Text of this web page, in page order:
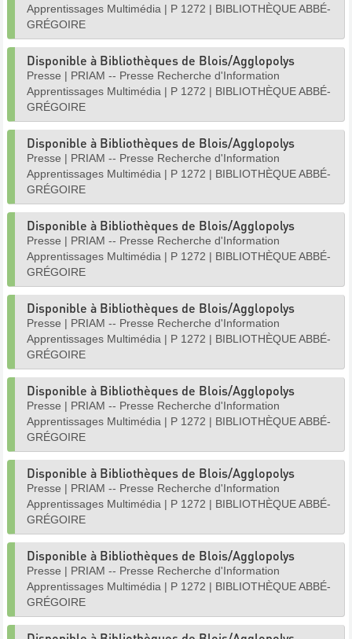
Apprentissages Multimédia | P 1272 | BIBLIOTHÈQUE ABBÉ-
GRÉGOIRE
Disponible à Bibliothèques de Blois/Agglopolys
Presse | PRIAM -- Presse Recherche d'Information
Apprentissages Multimédia | P 1272 | BIBLIOTHÈQUE ABBÉ-
GRÉGOIRE
Disponible à Bibliothèques de Blois/Agglopolys
Presse | PRIAM -- Presse Recherche d'Information
Apprentissages Multimédia | P 1272 | BIBLIOTHÈQUE ABBÉ-
GRÉGOIRE
Disponible à Bibliothèques de Blois/Agglopolys
Presse | PRIAM -- Presse Recherche d'Information
Apprentissages Multimédia | P 1272 | BIBLIOTHÈQUE ABBÉ-
GRÉGOIRE
Disponible à Bibliothèques de Blois/Agglopolys
Presse | PRIAM -- Presse Recherche d'Information
Apprentissages Multimédia | P 1272 | BIBLIOTHÈQUE ABBÉ-
GRÉGOIRE
Disponible à Bibliothèques de Blois/Agglopolys
Presse | PRIAM -- Presse Recherche d'Information
Apprentissages Multimédia | P 1272 | BIBLIOTHÈQUE ABBÉ-
GRÉGOIRE
Disponible à Bibliothèques de Blois/Agglopolys
Presse | PRIAM -- Presse Recherche d'Information
Apprentissages Multimédia | P 1272 | BIBLIOTHÈQUE ABBÉ-
GRÉGOIRE
Disponible à Bibliothèques de Blois/Agglopolys
Presse | PRIAM -- Presse Recherche d'Information
Apprentissages Multimédia | P 1272 | BIBLIOTHÈQUE ABBÉ-
GRÉGOIRE